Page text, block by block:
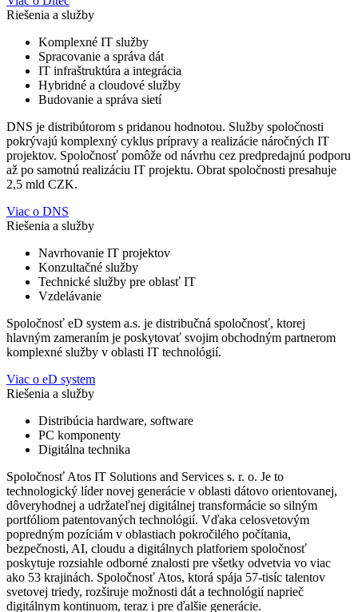
Riešenia a služby
Komplexné IT služby
Spracovanie a správa dát
IT infraštruktúra a integrácia
Hybridné a cloudové služby
Budovanie a správa sietí
DNS je distribútorom s pridanou hodnotou. Služby spoločnosti
pokrývajú komplexný cyklus prípravy a realizácie náročných IT
projektov. Spoločnosť pomôže od návrhu cez predpredajnú podporu
až po samotnú realizáciu IT projektu. Obrat spoločnosti presahuje
2,5 mld CZK.
Viac o DNS
Riešenia a služby
Navrhovanie IT projektov
Konzultačné služby
Technické služby pre oblasť IT
Vzdelávanie
Spoločnosť eD system a.s. je distribučná spoločnosť, ktorej
hlavným zameraním je poskytovať svojim obchodným partnerom
komplexné služby v oblasti IT technológií.
Viac o eD system
Riešenia a služby
Distribúcia hardware, software
PC komponenty
Digitálna technika
Spoločnosť Atos IT Solutions and Services s. r. o. Je to
technologický líder novej generácie v oblasti dátovo orientovanej,
dôveryhodnej a udržateľnej digitálnej transformácie so silným
portfóliom patentovaných technológií. Vďaka celosvetovým
popredným pozíciám v oblastiach pokročilého počítania,
bezpečnosti, AI, cloudu a digitálnych platforiem spoločnosť
poskytuje rozsiahle odborné znalosti pre všetky odvetvia vo viac
ako 53 krajinách. Spoločnosť Atos, ktorá spája 57-tisíc talentov
svetovej triedy, rozširuje možnosti dát a technológií naprieč
digitálnym kontinuom, teraz i pre ďalšie generácie.